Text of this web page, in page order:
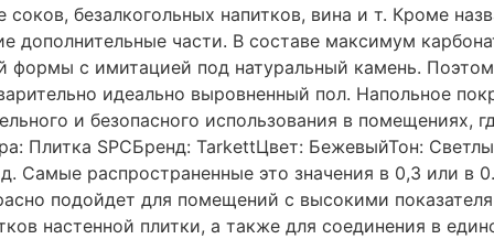
безалкогольных напитков, вина и т. Кроме
дополнительные части. В составе максимум
формы с имитацией под натуральный камень.
идеально выровненный пол. Напольное
и безопасного использования в помещениях,
Плитка SPCБренд: TarkettЦвет: БежевыйТон:
Самые распространенные это значения в 0,3 или
подойдет для помещений с высокими
настенной плитки, а также для соединения в